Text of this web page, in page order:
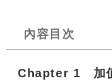
內容目次
Chapter 1 加